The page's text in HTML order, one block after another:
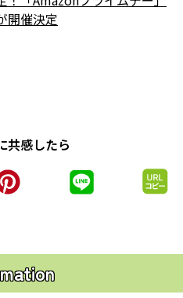
開催決定
共感したら